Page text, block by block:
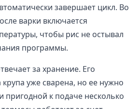
завершает цикл. Во
варки включается
чтобы рис не остывал
программы.
за хранение. Его
крупа уже сварена, но ее нужно
пригодной к подаче несколько